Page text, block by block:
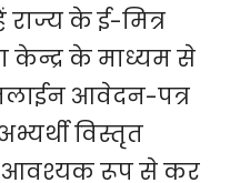
राज्य के ई-मित्र
केन्द्र के माध्यम से
आवेदन-पत्र
विस्तृत
आवश्यक रूप से कर